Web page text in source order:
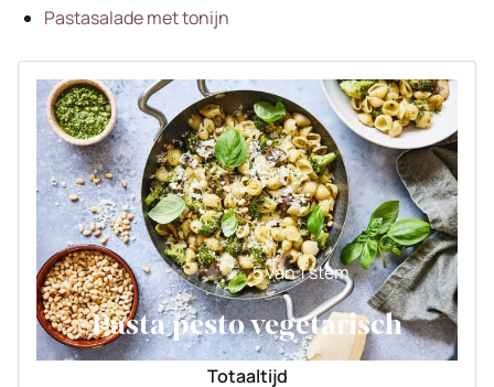
Pastasalade met tonijn
5van 1 stem
Pasta pesto vegetarisch
Totaaltijd